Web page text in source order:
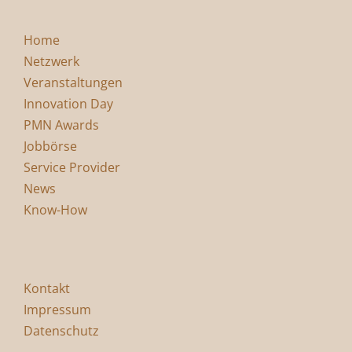
Home
Netzwerk
Veranstaltungen
Innovation Day
PMN Awards
Jobbörse
Service Provider
News
Know-How
Kontakt
Impressum
Datenschutz